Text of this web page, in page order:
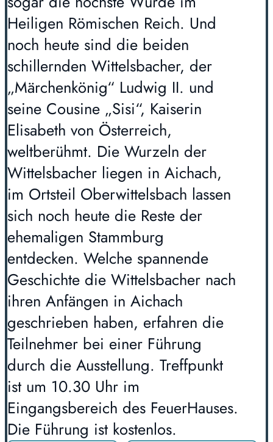
Heiligen Römischen Reich. Und
noch heute sind die beiden
schillernden Wittelsbacher, der
„Märchenkönig“ Ludwig II. und
seine Cousine „Sisi“, Kaiserin
Elisabeth von Österreich,
weltberühmt. Die Wurzeln der
Wittelsbacher liegen in Aichach,
im Ortsteil Oberwittelsbach lassen
sich noch heute die Reste der
ehemaligen Stammburg
entdecken. Welche spannende
Geschichte die Wittelsbacher nach
ihren Anfängen in Aichach
geschrieben haben, erfahren die
Teilnehmer bei einer Führung
durch die Ausstellung. Treffpunkt
ist um 10.30 Uhr im
Eingangsbereich des FeuerHauses.
Die Führung ist kostenlos.